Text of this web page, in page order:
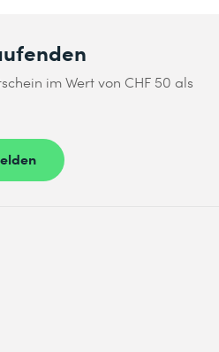
im Wert von CHF 50 als